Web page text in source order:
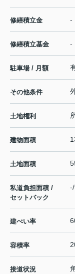
修繕積立金 -
修繕積立基金 -
駐車場 / 月額
その他条件
土地権利
建物面積
土地面積
私道負担面積 /
セットバック
建ぺい率
容積率
接道状況